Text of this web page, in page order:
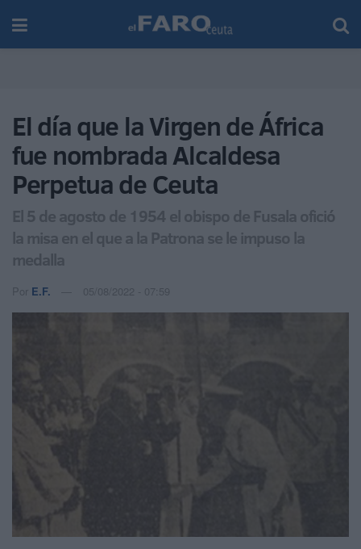
El día que la Virgen de África
fue nombrada Alcaldesa
Perpetua de Ceuta
El 5 de agosto de 1954 el obispo de Fusala ofició
la misa en el que a la Patrona se le impuso la
medalla
Por E.F. 05/08/2022 - 07:59